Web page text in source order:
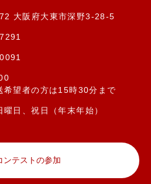
大阪府大東市深野3-28-5
希望者の方は15時30分まで
曜日、祝日（年末年始）
ンテストの参加